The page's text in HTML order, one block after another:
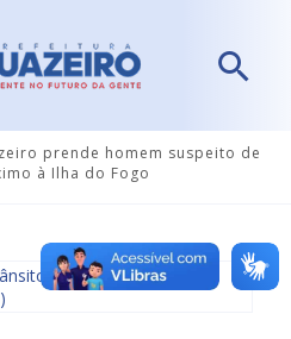
prende homem suspeito de
à Ilha do Fogo
e Transporte e